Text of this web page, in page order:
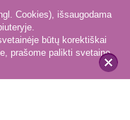
x
Cookies), išsaugodama
būtų korektiškai
prašome palikti svetainę.
59